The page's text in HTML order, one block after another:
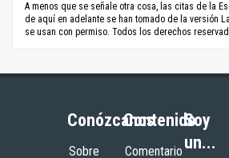
A menos que se señale otra cosa, las citas de la
de aquí en adelante se han tomado de la versión
se usan con permiso. Todos los derechos
Conózcanos
Sobre
Contenido
Comentario
Soy
un...